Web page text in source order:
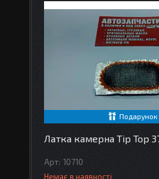
Подарунок
Латка камерна Tip Top
10710
Немає в наявності